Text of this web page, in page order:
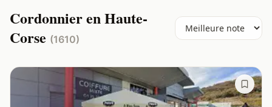
Cordonnier en Haute-
Corse (1610)